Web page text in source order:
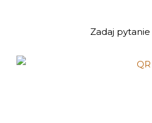
Zadaj pytanie